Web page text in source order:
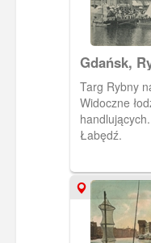
Gdańsk,
Targ Rybny
Targ Rybny
Widoczne
Łabędź.